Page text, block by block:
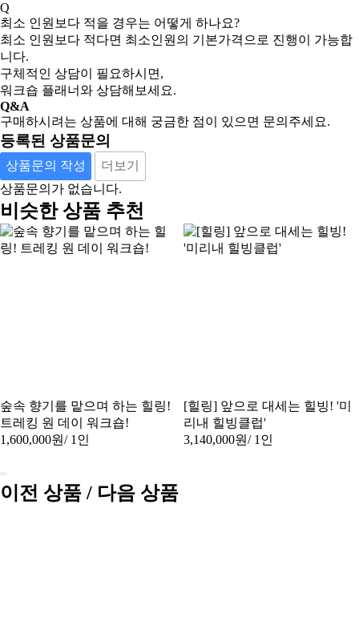
Q
최소 인원보다 적을 경우는 어떻게 하나요?
최소 인원보다 적다면 최소인원의 기본가격으로 진행이 가능합
니다.
구체적인 상담이 필요하시면,
워크숍 플래너와 상담해보세요.
Q&A
구매하시려는 상품에 대해 궁금한 점이 있으면 문의주세요.
등록된 상품문의
상품문의 작성
더보기
상품문의가 없습니다.
비슷한 상품 추천
숲속 향기를 맡으며 하는 힐링!
트레킹 원 데이 워크숍!
1,600,000원/ 1인
[힐링] 앞으로 대세는 힐빙! '미
리내 힐빙클럽'
3,140,000원/ 1인
이전 상품 / 다음 상품